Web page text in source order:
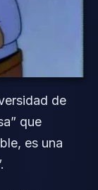
de
que
es una